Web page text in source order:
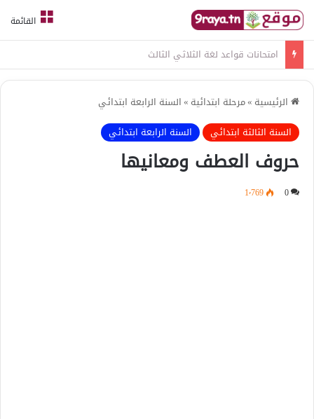
القائمة
امتحانات قواعد لغة الثلاثي الثالث
الرئيسية »مرحلة ابتدائية »السنة الرابعة ابتدائي
السنة الثالثة ابتدائي
السنة الرابعة ابتدائي
حروف العطف ومعانيها
0 1٬769